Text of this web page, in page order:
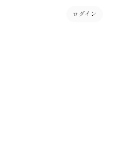
ログイン